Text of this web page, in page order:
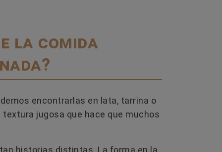
la comida
encontrarlas en lata, tarrina o
jugosa que hace que muchos
historias distintas. La forma en la